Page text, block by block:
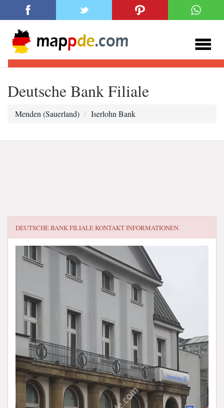
Deutsche Bank Filiale
Menden (Sauerland) Iserlohn Bank
DEUTSCHE BANK FILIALEKONTAKT INFORMATIONEN